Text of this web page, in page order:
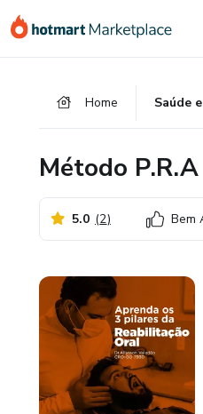
para
para
para
Home Saúde
Método
5.0 (2) Bem